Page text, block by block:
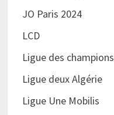
JO Paris 2024
LCD
Ligue des champions
Ligue deux Algérie
Ligue Une Mobilis